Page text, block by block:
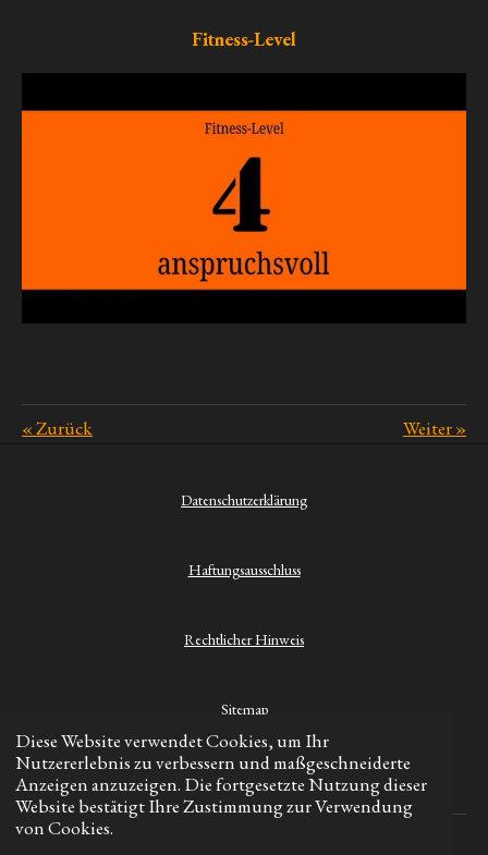
Diese Website verwendet Cookies, um Ihr
Nutzererlebnis zu verbessern und maßgeschneiderte
Anzeigen anzuzeigen. Die fortgesetzte Nutzung dieser
Website bestätigt Ihre Zustimmung zur Verwendung
von Cookies.
Fitness-Level
«Zurück Weiter»
Datenschutzerklärung
Haftungsausschluss
Rechtlicher Hinweis
Sitemap
Kontakt
© 2023 - 2026 Hikinghero.de